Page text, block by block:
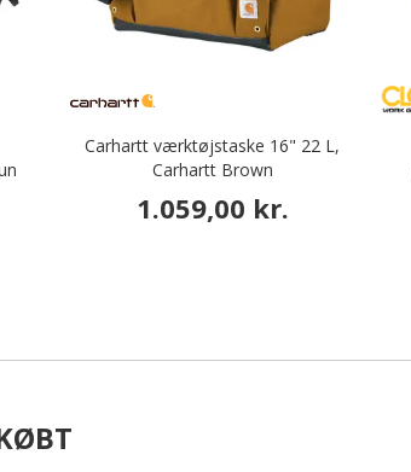
Carhartt værktøjstaske 16" 22 L,
Carhartt Brown
1.059,00 kr.